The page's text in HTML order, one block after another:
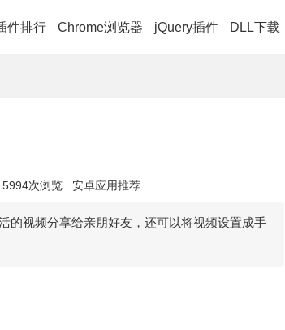
件排行 Chrome浏览器 jQuery插件 DLL下载
次浏览 安卓应用推荐
的视频分享给亲朋好友，还可以将视频设置成手